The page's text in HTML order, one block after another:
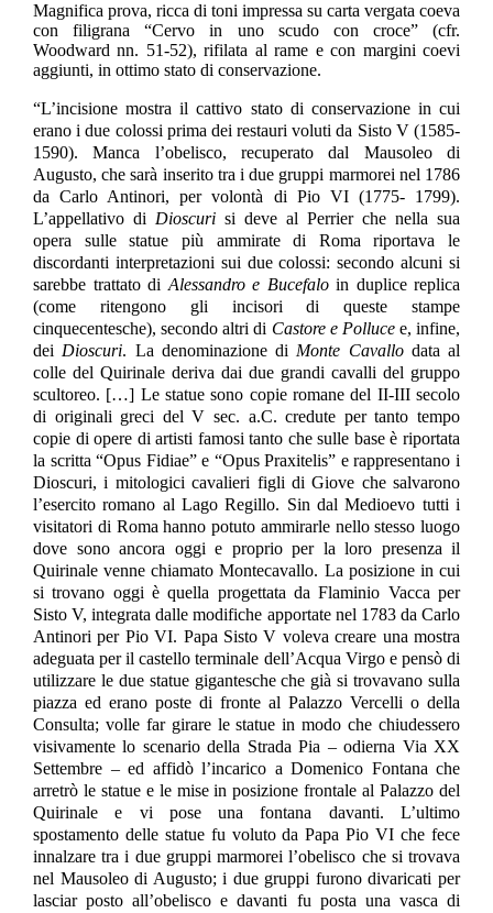
Magnifica prova, ricca di toni impressa su carta vergata coeva
con filigrana “Cervo in uno scudo con croce” (cfr.
Woodward nn. 51-52), rifilata al rame e con margini coevi
aggiunti, in ottimo stato di conservazione.
“L’incisione mostra il cattivo stato di conservazione in cui
erano i due colossi prima dei restauri voluti da Sisto V (1585-
1590). Manca l’obelisco, recuperato dal Mausoleo di
Augusto, che sarà inserito tra i due gruppi marmorei nel 1786
da Carlo Antinori, per volontà di Pio VI (1775- 1799).
L’appellativo di Dioscuri si deve al Perrier che nella sua
opera sulle statue più ammirate di Roma riportava le
discordanti interpretazioni sui due colossi: secondo alcuni si
sarebbe trattato di Alessandro e Bucefalo in duplice replica
(come ritengono gli incisori di queste stampe
cinquecentesche), secondo altri di Castore e Polluce e, infine,
dei Dioscuri. La denominazione di Monte Cavallo data al
colle del Quirinale deriva dai due grandi cavalli del gruppo
scultoreo. […] Le statue sono copie romane del II-III secolo
di originali greci del V sec. a.C. credute per tanto tempo
copie di opere di artisti famosi tanto che sulle base è riportata
la scritta “Opus Fidiae” e “Opus Praxitelis” e rappresentano i
Dioscuri, i mitologici cavalieri figli di Giove che salvarono
l’esercito romano al Lago Regillo. Sin dal Medioevo tutti i
visitatori di Roma hanno potuto ammirarle nello stesso luogo
dove sono ancora oggi e proprio per la loro presenza il
Quirinale venne chiamato Montecavallo. La posizione in cui
si trovano oggi è quella progettata da Flaminio Vacca per
Sisto V, integrata dalle modifiche apportate nel 1783 da Carlo
Antinori per Pio VI. Papa Sisto V voleva creare una mostra
adeguata per il castello terminale dell’Acqua Virgo e pensò di
utilizzare le due statue gigantesche che già si trovavano sulla
piazza ed erano poste di fronte al Palazzo Vercelli o della
Consulta; volle far girare le statue in modo che chiudessero
visivamente lo scenario della Strada Pia – odierna Via XX
Settembre – ed affidò l’incarico a Domenico Fontana che
arretrò le statue e le mise in posizione frontale al Palazzo del
Quirinale e vi pose una fontana davanti. L’ultimo
spostamento delle statue fu voluto da Papa Pio VI che fece
innalzare tra i due gruppi marmorei l’obelisco che si trovava
nel Mausoleo di Augusto; i due gruppi furono divaricati per
lasciar posto all’obelisco e davanti fu posta una vasca di